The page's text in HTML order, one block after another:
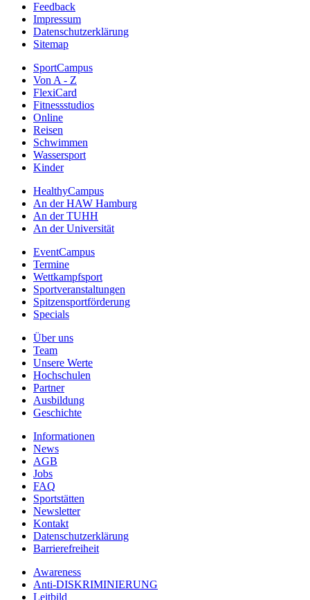
Feedback
Impressum
Datenschutzerklärung
Sitemap
SportCampus
Von A - Z
FlexiCard
Fitnessstudios
Online
Reisen
Schwimmen
Wassersport
Kinder
HealthyCampus
An der HAW Hamburg
An der TUHH
An der Universität
EventCampus
Termine
Wettkampfsport
Sportveranstaltungen
Spitzensportförderung
Specials
Über uns
Team
Unsere Werte
Hochschulen
Partner
Ausbildung
Geschichte
Informationen
News
AGB
Jobs
FAQ
Sportstätten
Newsletter
Kontakt
Datenschutzerklärung
Barrierefreiheit
Awareness
Anti-DISKRIMINIERUNG
Leitbild